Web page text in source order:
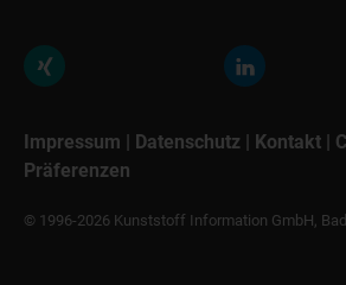
Impressum | Datenschutz | Kontakt |
Präferenzen
© 1996-2026 Kunststoff Information GmbH,